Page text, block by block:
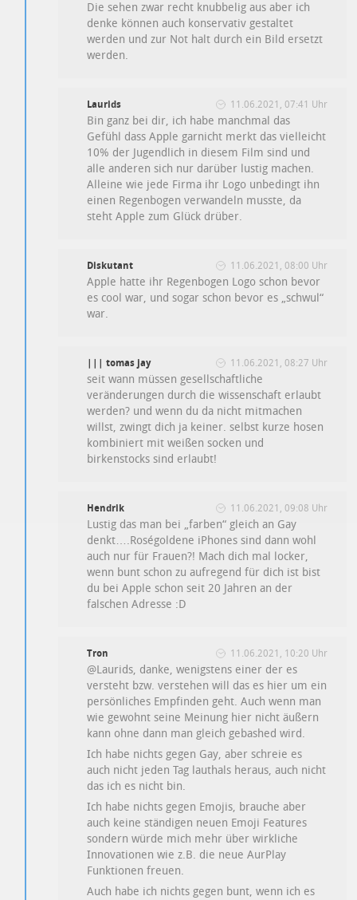
Die sehen zwar recht knubbelig aus aber ich
denke können auch konservativ gestaltet
werden und zur Not halt durch ein Bild ersetzt
werden.
Laurids 11.06.2021, 07:41 Uhr
Bin ganz bei dir, ich habe manchmal das
Gefühl dass Apple garnicht merkt das vielleicht
10% der Jugendlich in diesem Film sind und
alle anderen sich nur darüber lustig machen.
Alleine wie jede Firma ihr Logo unbedingt ihn
einen Regenbogen verwandeln musste, da
steht Apple zum Glück drüber.
Diskutant 11.06.2021, 08:00 Uhr
Apple hatte ihr Regenbogen Logo schon bevor
es cool war, und sogar schon bevor es „schwul“
war.
||| tomas jay 11.06.2021, 08:27 Uhr
seit wann müssen gesellschaftliche
veränderungen durch die wissenschaft erlaubt
werden? und wenn du da nicht mitmachen
willst, zwingt dich ja keiner. selbst kurze hosen
kombiniert mit weißen socken und
birkenstocks sind erlaubt!
Hendrik 11.06.2021, 09:08 Uhr
Lustig das man bei „farben“ gleich an Gay
denkt….Roségoldene iPhones sind dann wohl
auch nur für Frauen?! Mach dich mal locker,
wenn bunt schon zu aufregend für dich ist bist
du bei Apple schon seit 20 Jahren an der
falschen Adresse :D
Tron 11.06.2021, 10:20 Uhr
@Laurids, danke, wenigstens einer der es
versteht bzw. verstehen will das es hier um ein
persönliches Empfinden geht. Auch wenn man
wie gewohnt seine Meinung hier nicht äußern
kann ohne dann man gleich gebashed wird.
Ich habe nichts gegen Gay, aber schreie es
auch nicht jeden Tag lauthals heraus, auch nicht
das ich es nicht bin.
Ich habe nichts gegen Emojis, brauche aber
auch keine ständigen neuen Emoji Features
sondern würde mich mehr über wirkliche
Innovationen wie z.B. die neue AurPlay
Funktionen freuen.
Auch habe ich nichts gegen bunt, wenn ich es